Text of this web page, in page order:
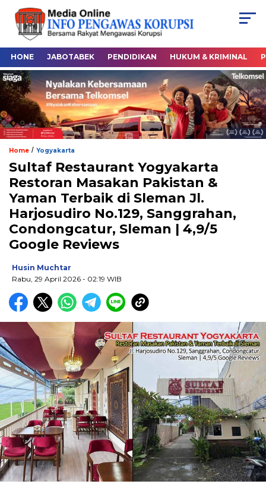
HONE JABOTABEK PENDIDIKAN HUKUM & KRIMINAL
Home / Yogyakarta
Sultaf Restaurant Yogyakarta
Restoran Masakan Pakistan &
Yaman Terbaik di Sleman Jl.
Harjosudiro No.129, Sanggrahan,
Condongcatur, Sleman | 4,9/5
Google Reviews
Husin Muchtar
Rabu, 29 April 2026 - 02:19 WIB